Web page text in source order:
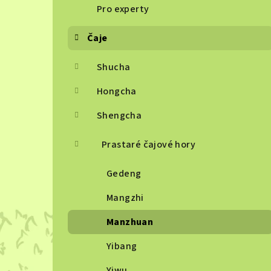
Pro experty
Čaje
Shucha
Hongcha
Shengcha
Prastaré čajové hory
Gedeng
Mangzhi
Manzhuan
Yibang